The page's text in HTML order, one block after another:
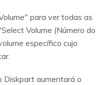
para ver todas as
Volume (Número do
específico cujo
Diskpart aumentará o